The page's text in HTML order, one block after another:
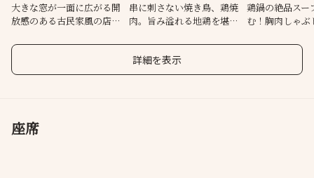
名店の目利きで仕入れる鳥だからこそ味わえる、囲ならではの魅
⼤きな窓が⼀⾯に広がる開
放感のある古⺠家⾵の店
串に刺さない焼き⿃、鶏焼
⾁。旨み溢れる地鶏を堪
鶏鍋の絶品スー
む！胸肉しゃぶ
詳細を表示
座席